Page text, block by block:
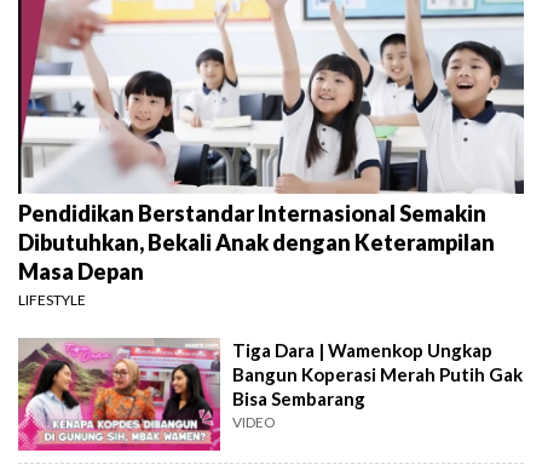
Pendidikan Berstandar Internasional Semakin
Dibutuhkan, Bekali Anak dengan Keterampilan
Masa Depan
LIFESTYLE
Tiga Dara | Wamenkop Ungkap
Bangun Koperasi Merah Putih Gak
Bisa Sembarang
VIDEO